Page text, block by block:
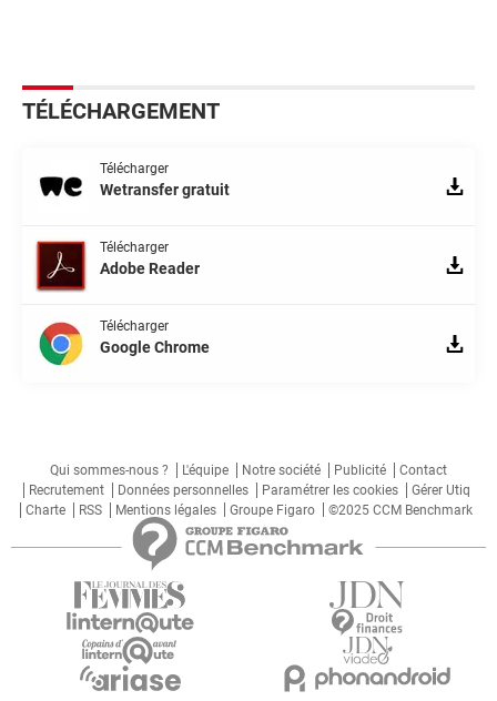
TÉLÉCHARGEMENT
Télécharger
Wetransfer gratuit
Télécharger
Adobe Reader
Télécharger
Google Chrome
Qui sommes-nous ? L'équipe Notre société Publicité
Contact
Recrutement
Données personnelles Paramétrer les cookies
Gérer Utiq
Charte
RSS Mentions légales Groupe Figaro ©2025 CCM Benchmark